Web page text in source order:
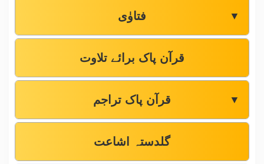
فتاوٰی ▼
قرآن پاک برائے تلاوت
قرآن پاک تراجم ▼
گلدستہ اشاعت